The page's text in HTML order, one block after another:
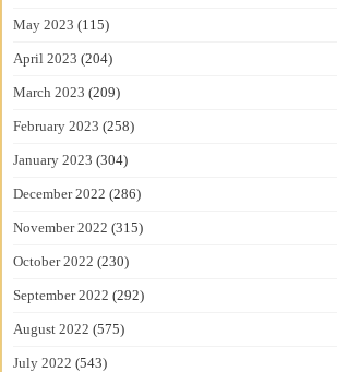
May 2023 (115)
April 2023 (204)
March 2023 (209)
February 2023 (258)
January 2023 (304)
December 2022 (286)
November 2022 (315)
October 2022 (230)
September 2022 (292)
August 2022 (575)
July 2022 (543)